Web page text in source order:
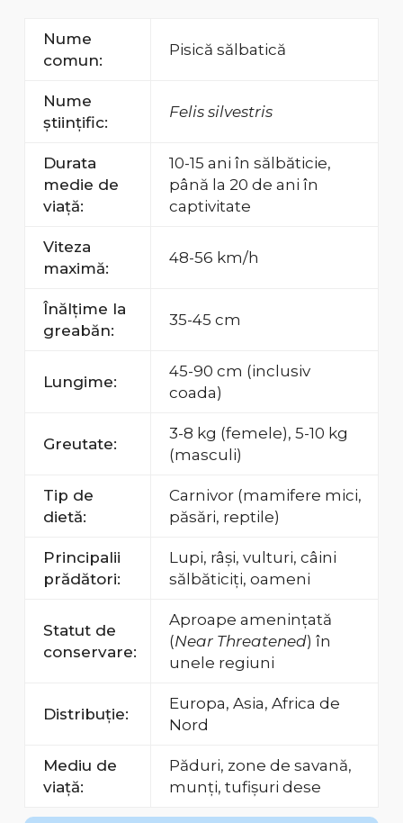
Nume
comun:
Pisică sălbatică
Nume
științific:
Felis silvestris
Durata
medie de
viață:
10-15 ani în sălbăticie,
până la 20 de ani în
captivitate
Viteza
maximă:
48-56 km/h
Înălțime la
greabăn:
35-45 cm
Lungime:
45-90 cm (inclusiv
coada)
Greutate:
3-8 kg (femele), 5-10 kg
(masculi)
Tip de
dietă:
Carnivor (mamifere mici,
păsări, reptile)
Principalii
prădători:
Lupi, râși, vulturi, câini
sălbăticiți, oameni
Statut de
conservare:
Aproape amenințată
(Near Threatened) în
unele regiuni
Distribuție:
Europa, Asia, Africa de
Nord
Mediu de
viață:
Păduri, zone de savană,
munți, tufișuri dese